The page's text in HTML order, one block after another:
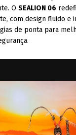
OSEALION 06
com design fluido e
de ponta para